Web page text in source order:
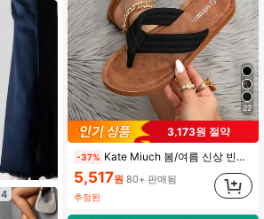
4
22
3,173원 절약
-37% Kate Miuch 봄/여름 신상 빈티지 스타일 경량 통기성 오픈 토 블랙 & 플랫 샌들, 야외 착용에 적합, 우아하고 편안한 캐주얼 개인화 심플 비치 여행 휴가 샌들, 여성 플랫 플립 플롭, 프렌치 스트리트 스타일 스위트 블랙 야외 다기능 미끄럼 방지 슬라이드 슬리퍼, 실내 홈 여성 슬리퍼
5,517원 80+ 판매됨
추정된